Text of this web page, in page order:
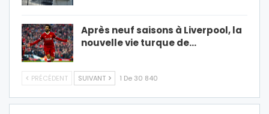
Après neuf saisons à Liverpool, la
nouvelle vie turque de…
PRÉCÉDENT SUIVANT 1 De 30 840